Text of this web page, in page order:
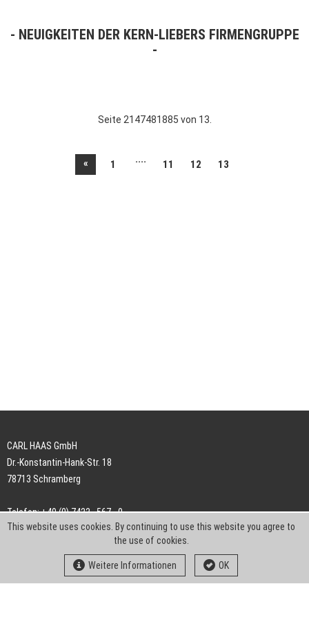
NEUIGKEITEN DER KERN-LIEBERS FIRMENGRUPPE
Seite 2147481885 von 13.
« 1 .... 11 12 13
CARL HAAS GmbH
Dr.-Konstantin-Hank-Str. 18
78713 Schramberg
Telefon: +49 (0) 7422 . 567 - 0
Telefax: +49 (0) 7422 . 567 - 239
info-ch@kern-liebers.com
This website uses cookies. By continuing to use this website you agree to
the use of cookies.
Weitere Informationen OK